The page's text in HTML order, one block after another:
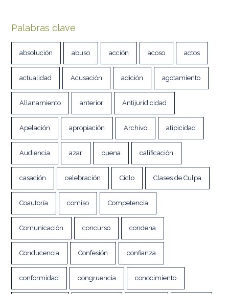
Palabras clave
absolución abuso acción acoso actos
actualidad Acusación adición agotamiento
Allanamiento anterior Antijuridicidad
Apelación apropiación Archivo atipicidad
Audiencia azar buena calificación
casación celebración Ciclo Clases de Culpa
Coautoría comiso Competencia
Comunicación concurso condena
Conducencia Confesión confianza
conformidad congruencia conocimiento